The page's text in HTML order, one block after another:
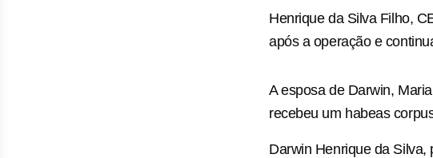
Henrique da Silva Filho,
após a operação e
A esposa de Darwin,
recebeu um habeas
Darwin Henrique da